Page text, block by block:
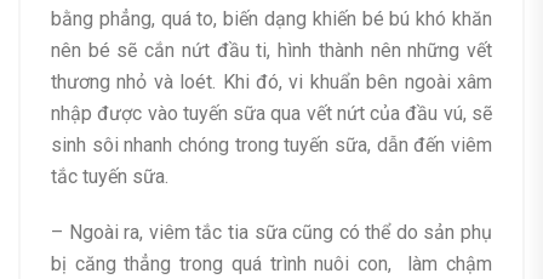
bằng phẳng, quá to, biến dạng khiến bé bú khó khăn
nên bé sẽ cắn nứt đầu ti, hình thành nên những vết
thương nhỏ và loét. Khi đó, vi khuẩn bên ngoài xâm
nhập được vào tuyến sữa qua vết nứt của đầu vú, sẽ
sinh sôi nhanh chóng trong tuyến sữa, dẫn đến viêm
tắc tuyến sữa.
– Ngoài ra, viêm tắc tia sữa cũng có thể do sản phụ
bị căng thẳng trong quá trình nuôi con, làm chậm